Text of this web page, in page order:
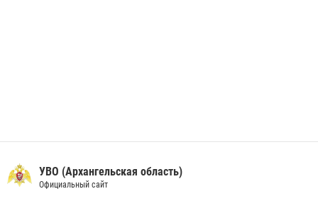
УВО (Архангельская область)
Официальный сайт